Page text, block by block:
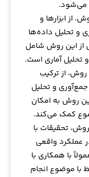
می‌شود.
از ابزارها و
و تحلیل داده‌ها
از این روش شامل
تحلیل آماری است.
از ترکیب
و تحلیل
روش به امکان
کمک می‌کند.
تحقیقات با
عملکرد واقعی
با همکاری با
با موضوع انجام